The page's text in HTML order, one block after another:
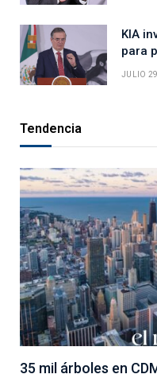
KIA
para
JULIO
Tendencia
35 mil árboles en